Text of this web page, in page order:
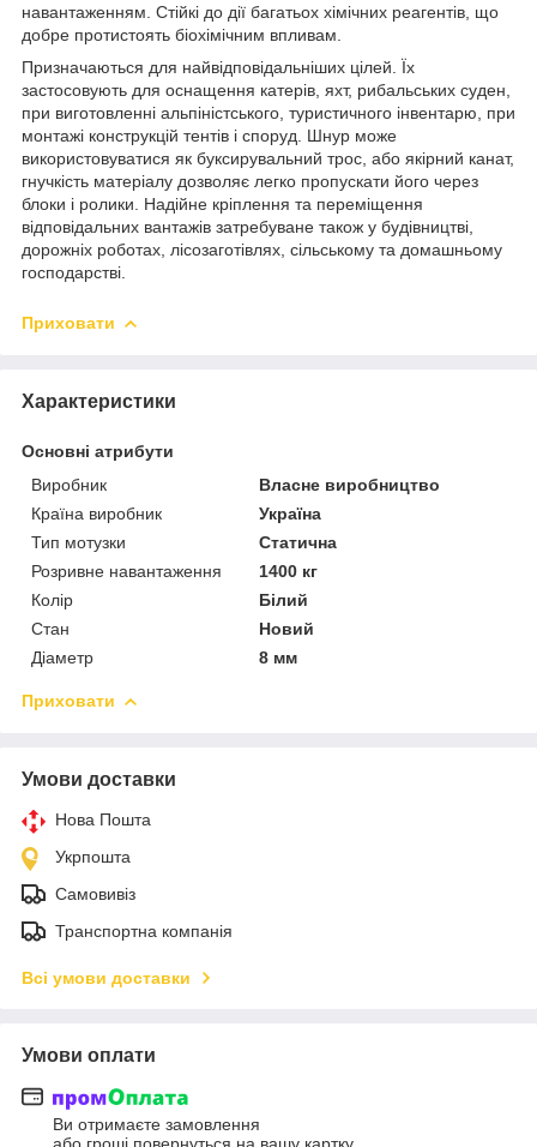
навантаженням. Стійкі до дії багатьох хімічних реагентів, що
добре протистоять біохімічним впливам.
Призначаються для найвідповідальніших цілей. Їх
застосовують для оснащення катерів, яхт, рибальських суден,
при виготовленні альпіністського, туристичного інвентарю, при
монтажі конструкцій тентів і споруд. Шнур може
використовуватися як буксирувальний трос, або якірний канат,
гнучкість матеріалу дозволяє легко пропускати його через
блоки і ролики. Надійне кріплення та переміщення
відповідальних вантажів затребуване також у будівництві,
дорожніх роботах, лісозаготівлях, сільському та домашньому
господарстві.
Приховати
Характеристики
Основні атрибути
Виробник
Власне виробництво
Країна виробник
Україна
Тип мотузки
Статична
Розривне навантаження
1400 кг
Колір
Білий
Стан
Новий
Діаметр
8 мм
Приховати
Умови доставки
Нова Пошта
Укрпошта
Самовивіз
Транспортна компанія
Всі умови доставки
Умови оплати
Ви отримаєте замовлення